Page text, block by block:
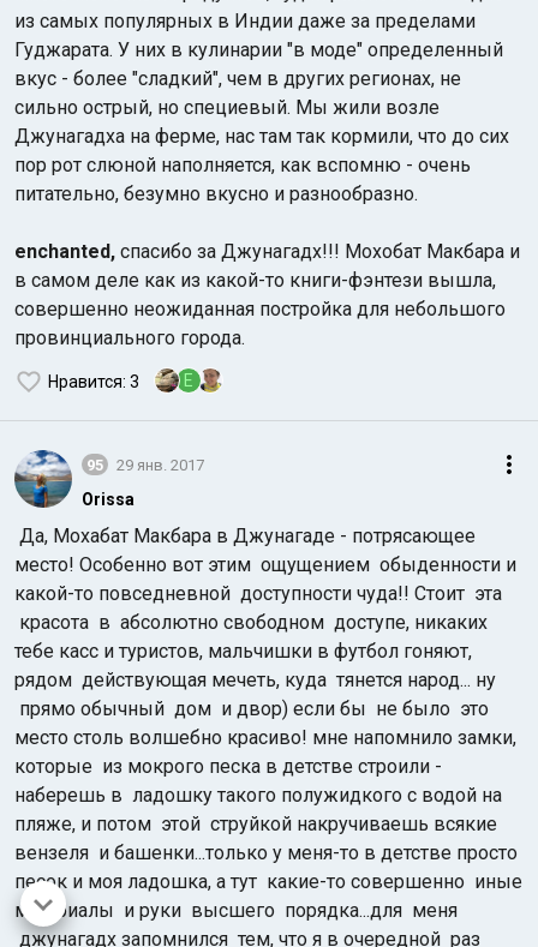
из самых популярных в Индии даже за пределами
Гуджарата. У них в кулинарии "в моде" определенный
вкус - более "сладкий", чем в других регионах, не
сильно острый, но специевый. Мы жили возле
Джунагадха на ферме, нас там так кормили, что до сих
пор рот слюной наполняется, как вспомню - очень
питательно, безумно вкусно и разнообразно.
enchanted, спасибо за Джунагадх!!! Мохобат Макбара и
в самом деле как из какой-то книги-фэнтези вышла,
совершенно неожиданная постройка для небольшого
провинциального города.
Нравится: 3 E
95 29 янв. 2017
Orissa
Да, Мохабат Макбара в Джунагаде - потрясающее
место! Особенно вот этим ощущением обыденности и
какой-то повседневной доступности чуда!! Стоит эта
красота в абсолютно свободном доступе, никаких
тебе касс и туристов, мальчишки в футбол гоняют,
рядом действующая мечеть, куда тянется народ... ну
прямо обычный дом и двор) если бы не было это
место столь волшебно красиво! мне напомнило замки,
которые из мокрого песка в детстве строили -
наберешь в ладошку такого полужидкого с водой на
пляже, и потом этой струйкой накручиваешь всякие
вензеля и башенки...только у меня-то в детстве просто
песок и моя ладошка, а тут какие-то совершенно иные
материалы и руки высшего порядка...для меня
джунагадх запомнился тем, что я в очередной раз